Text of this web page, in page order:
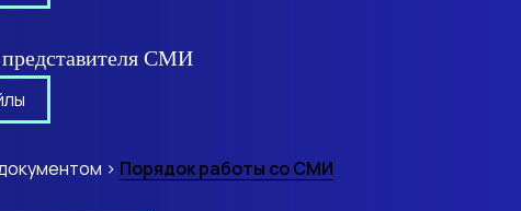
представителя СМИ
> Порядок работы со СМИ